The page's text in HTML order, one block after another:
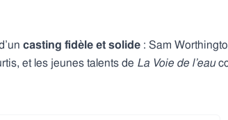
casting fidèle et solide : Sam
et les jeunes talents de La Voie de l’eau